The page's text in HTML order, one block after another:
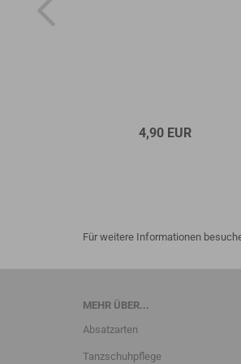
4,90 EUR
Für weitere Informationen
MEHR ÜBER...
Absatzarten
Tanzschuhpflege